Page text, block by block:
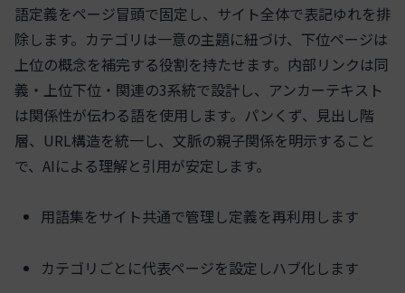
語定義をページ冒頭で固定し、サイト全体で表記ゆれを排
除します。カテゴリは一意の主題に紐づけ、下位ページは
上位の概念を補完する役割を持たせます。内部リンクは同
義・上位下位・関連の3系統で設計し、アンカーテキスト
は関係性が伝わる語を使用します。パンくず、見出し階
層、URL構造を統一し、文脈の親子関係を明示すること
で、AIによる理解と引用が安定します。
用語集をサイト共通で管理し定義を再利用します
カテゴリごとに代表ページを設定しハブ化します